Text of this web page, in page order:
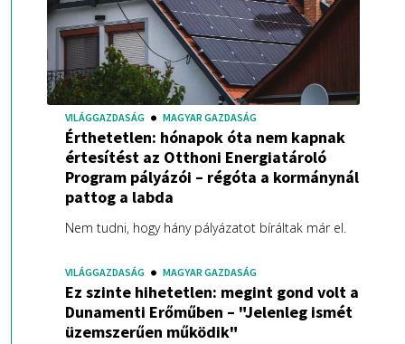
VILÁGGAZDASÁG MAGYAR GAZDASÁG
Érthetetlen: hónapok óta nem kapnak
értesítést az Otthoni Energiatároló
Program pályázói – régóta a kormánynál
pattog a labda
Nem tudni, hogy hány pályázatot bíráltak már el.
VILÁGGAZDASÁG MAGYAR GAZDASÁG
Ez szinte hihetetlen: megint gond volt a
Dunamenti Erőműben – "Jelenleg ismét
üzemszerűen működik"